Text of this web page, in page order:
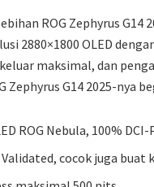
ROG Zephyrus G14
2880×1800 OLED
maksimal, dan
Zephyrus G14 2025-nya
ROG Nebula, 100% DCI-
cocok juga buat